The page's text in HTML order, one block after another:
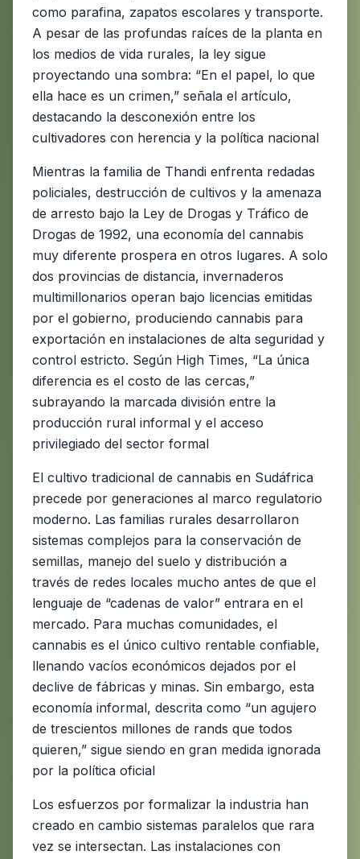
como parafina, zapatos escolares y transporte.
A pesar de las profundas raíces de la planta en
los medios de vida rurales, la ley sigue
proyectando una sombra: “En el papel, lo que
ella hace es un crimen,” señala el artículo,
destacando la desconexión entre los
cultivadores con herencia y la política nacional
Mientras la familia de Thandi enfrenta redadas
policiales, destrucción de cultivos y la amenaza
de arresto bajo la Ley de Drogas y Tráfico de
Drogas de 1992, una economía del cannabis
muy diferente prospera en otros lugares. A solo
dos provincias de distancia, invernaderos
multimillonarios operan bajo licencias emitidas
por el gobierno, produciendo cannabis para
exportación en instalaciones de alta seguridad y
control estricto. Según High Times, “La única
diferencia es el costo de las cercas,”
subrayando la marcada división entre la
producción rural informal y el acceso
privilegiado del sector formal
El cultivo tradicional de cannabis en Sudáfrica
precede por generaciones al marco regulatorio
moderno. Las familias rurales desarrollaron
sistemas complejos para la conservación de
semillas, manejo del suelo y distribución a
través de redes locales mucho antes de que el
lenguaje de “cadenas de valor” entrara en el
mercado. Para muchas comunidades, el
cannabis es el único cultivo rentable confiable,
llenando vacíos económicos dejados por el
declive de fábricas y minas. Sin embargo, esta
economía informal, descrita como “un agujero
de trescientos millones de rands que todos
quieren,” sigue siendo en gran medida ignorada
por la política oficial
Los esfuerzos por formalizar la industria han
creado en cambio sistemas paralelos que rara
vez se intersectan. Las instalaciones con